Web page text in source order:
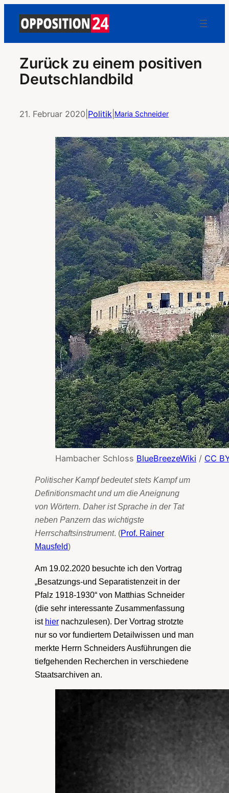
Zurück zu einem positiven
Deutschlandbild
21. Februar 2020 Politik Maria Schneider
Hambacher Schloss BlueBreezeWiki / CC
Politischer Kampf bedeutet stets Kampf um
Definitionsmacht und um die Aneignung
von Wörtern. Daher ist Sprache in der Tat
neben Panzern das wichtigste
Herrschaftsinstrument. (Prof. Rainer
Mausfeld)
Am 19.02.2020 besuchte ich den Vortrag
„Besatzungs-und Separatistenzeit in der
Pfalz 1918-1930“ von Matthias Schneider
(die sehr interessante Zusammenfassung
ist hier nachzulesen). Der Vortrag strotzte
nur so vor fundiertem Detailwissen und man
merkte Herrn Schneiders Ausführungen die
tiefgehenden Recherchen in verschiedene
Staatsarchiven an.